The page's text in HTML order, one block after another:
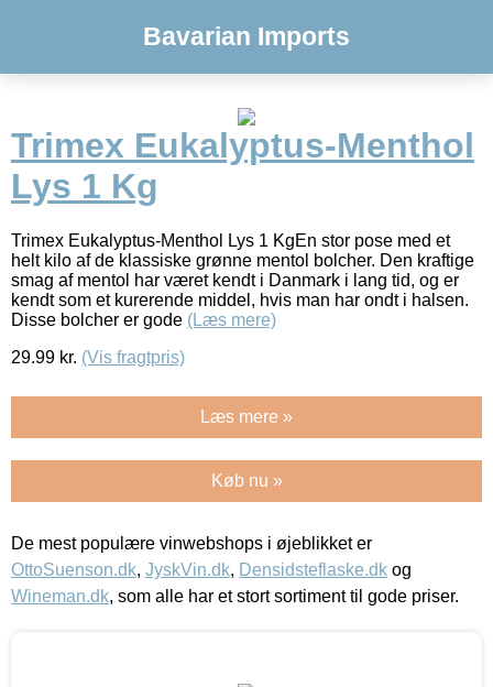
Bavarian Imports
Trimex Eukalyptus-Menthol
Lys 1 Kg
Trimex Eukalyptus-Menthol Lys 1 KgEn stor pose med et
helt kilo af de klassiske grønne mentol bolcher. Den kraftige
smag af mentol har været kendt i Danmark i lang tid, og er
kendt som et kurerende middel, hvis man har ondt i halsen.
Disse bolcher er gode (Læs mere)
29.99 kr. (Vis fragtpris)
Læs mere »
Køb nu »
De mest populære vinwebshops i øjeblikket er
OttoSuenson.dk, JyskVin.dk, Densidsteflaske.dk og
Wineman.dk, som alle har et stort sortiment til gode priser.